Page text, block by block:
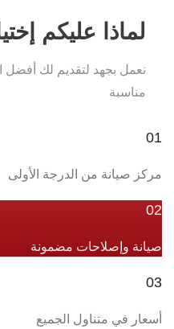
لماذا عليكم
نعمل بجهد لتقديم لك
مناسبة
01
مركز صيانة من الدرجة الأولى
02
صيانة وإصلاحات مضمونة
03
أسعار في متناول الجميع